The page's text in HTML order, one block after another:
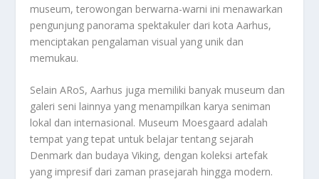
museum, terowongan berwarna-warni ini menawarkan
pengunjung panorama spektakuler dari kota Aarhus,
menciptakan pengalaman visual yang unik dan
memukau.
Selain ARoS, Aarhus juga memiliki banyak museum dan
galeri seni lainnya yang menampilkan karya seniman
lokal dan internasional. Museum Moesgaard adalah
tempat yang tepat untuk belajar tentang sejarah
Denmark dan budaya Viking, dengan koleksi artefak
yang impresif dari zaman prasejarah hingga modern.